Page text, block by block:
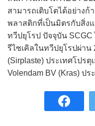
สามารถเติบโตได้อย่าง
พลาสติกที่เป็นมิตรกับสิ่ง
ทวีปยุโรป ปัจจุบัน
รีไซเคิลในทวีปยุโรปผ่า
(Sirplaste) ประเทศโปร
Volendam BV (Kras) ปร